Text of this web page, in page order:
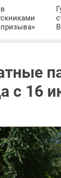
призыва»
с 16